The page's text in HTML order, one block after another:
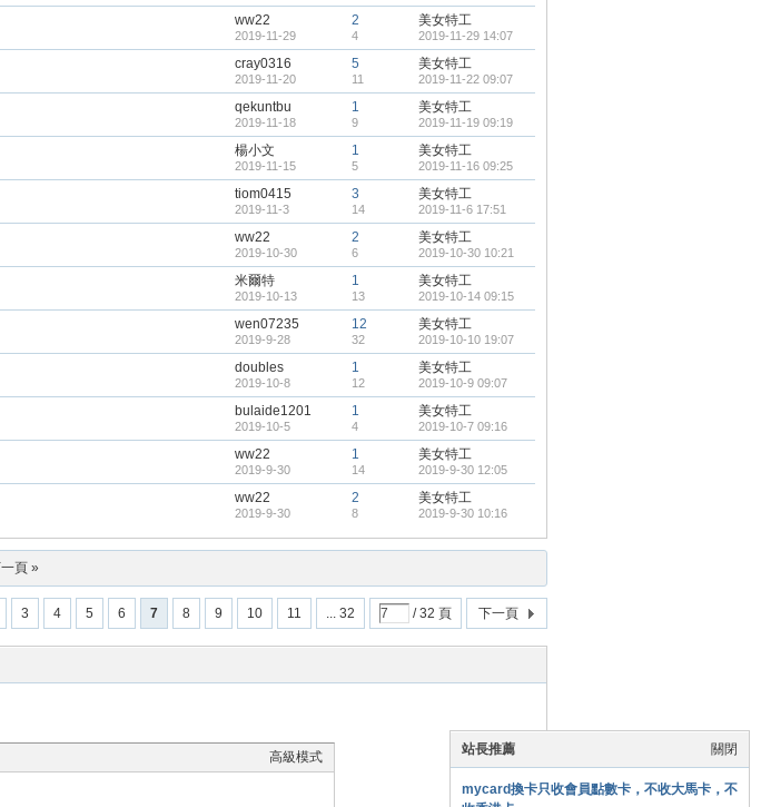
ww22
2019-11-29
2
4
美女特工
2019-11-29 14:07
cray0316
2019-11-20
5
11
美女特工
2019-11-22 09:07
qekuntbu
2019-11-18
1
9
美女特工
2019-11-19 09:19
楊小文
2019-11-15
1
5
美女特工
2019-11-16 09:25
tiom0415
2019-11-3
3
14
美女特工
2019-11-6 17:51
ww22
2019-10-30
2
6
美女特工
2019-10-30 10:21
米爾特
2019-10-13
1
13
美女特工
2019-10-14 09:15
wen07235
2019-9-28
12
32
美女特工
2019-10-10 19:07
doubles
2019-10-8
1
12
美女特工
2019-10-9 09:07
bulaide1201
2019-10-5
1
4
美女特工
2019-10-7 09:16
ww22
2019-9-30
1
14
美女特工
2019-9-30 12:05
ww22
2019-9-30
2
8
美女特工
2019-9-30 10:16
頁 »
3 4 5 6 7 8 9 10 11 ... 32 / 32 頁 下一頁
高級模式 關閉
站長推薦
mycard換卡只收會員點數卡，不收大馬卡，不